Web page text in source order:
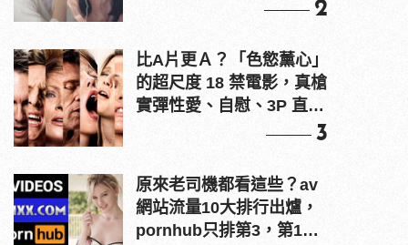
2
比A片更Ａ？「色慾薰心」
的超尺度 18 禁電影，真槍
實彈性愛、自慰、3P 直接
3
原來老司機都看這些？av
網站流量10大排行出爐，
pornhub只排第3，第1名